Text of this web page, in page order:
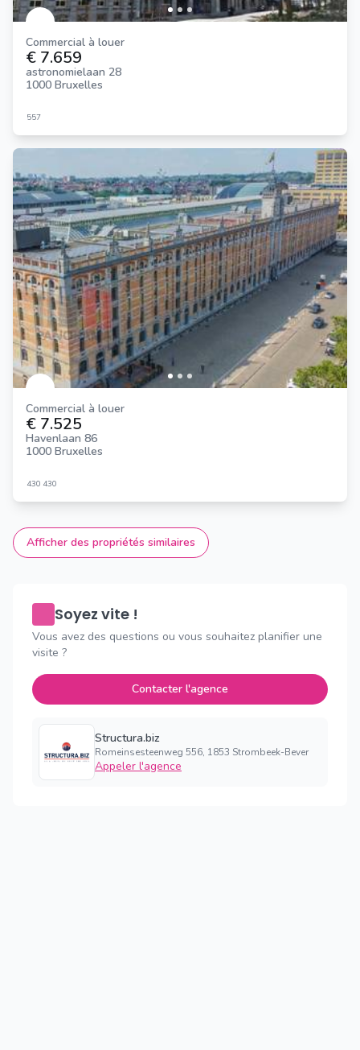
Commercial à louer
€ 7.659
astronomielaan 28
1000 Bruxelles
557
Commercial à louer
€ 7.525
Havenlaan 86
1000 Bruxelles
430 430
Afficher des propriétés similaires
Soyez vite !
Vous avez des questions ou vous souhaitez planifier une
visite ?
Contacter l'agence
Structura.biz
Romeinsesteenweg 556, 1853 Strombeek-Bever
Appeler l'agence